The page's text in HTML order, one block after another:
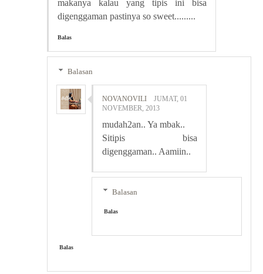
makanya kalau yang tipis ini bisa
digenggaman pastinya so sweet.........
Balas
Balasan
NOVANOVILI
JUMAT, 01
NOVEMBER, 2013
mudah2an.. Ya mbak..
Sitipis bisa
digenggaman.. Aamiin..
Balasan
Balas
Balas